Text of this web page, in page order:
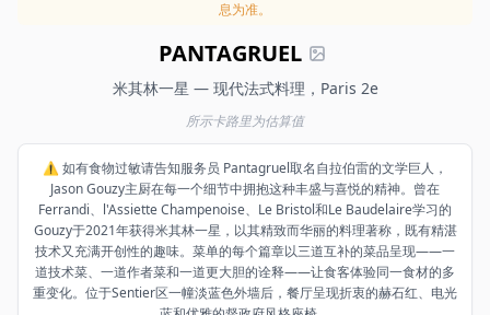
息为准。
PANTAGRUEL
米其林一星 — 现代法式料理，Paris 2e
所示卡路里为估算值
⚠️ 如有食物过敏请告知服务员 Pantagruel取名自拉伯雷的文学巨人，
Jason Gouzy主厨在每一个细节中拥抱这种丰盛与喜悦的精神。曾在
Ferrandi、l'Assiette Champenoise、Le Bristol和Le Baudelaire学习的
Gouzy于2021年获得米其林一星，以其精致而华丽的料理著称，既有精湛
技术又充满开创性的趣味。菜单的每个篇章以三道互补的菜品呈现——一
道技术菜、一道作者菜和一道更大胆的诠释——让食客体验同一食材的多
重变化。位于Sentier区一幢淡蓝色外墙后，餐厅呈现折衷的赫石红、电光